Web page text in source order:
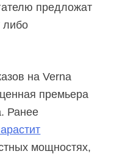
предложат
либо
на Verna
премьера
Ранее
мощностях,